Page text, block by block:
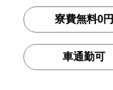
寮費無料0円
車通勤可